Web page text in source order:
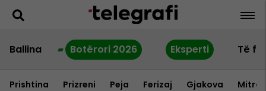
Ballina Botërori 2026 Eksperti Të
Prishtina Prizreni Peja Ferizaj Gjakova